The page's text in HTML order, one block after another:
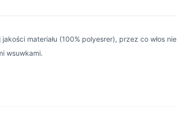
materiału (100% polyesrer), przez co włos
wsuwkami.